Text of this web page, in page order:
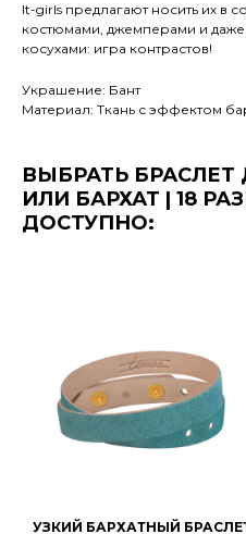
It-girls предлагают носить их в
костюмами, джемперами и
косухами: игра контрастов!
Украшение: Бант
Материал: Ткань с эффектом
ВЫБРАТЬ
ИЛИ БАРХАТ | 18
ДОСТУПНО:
УЗКИЙ БАРХАТНЫЙ